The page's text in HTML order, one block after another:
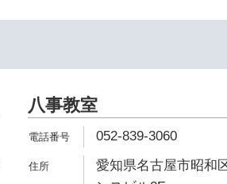
八事教室
052-839-3060
愛知県名古屋市昭和